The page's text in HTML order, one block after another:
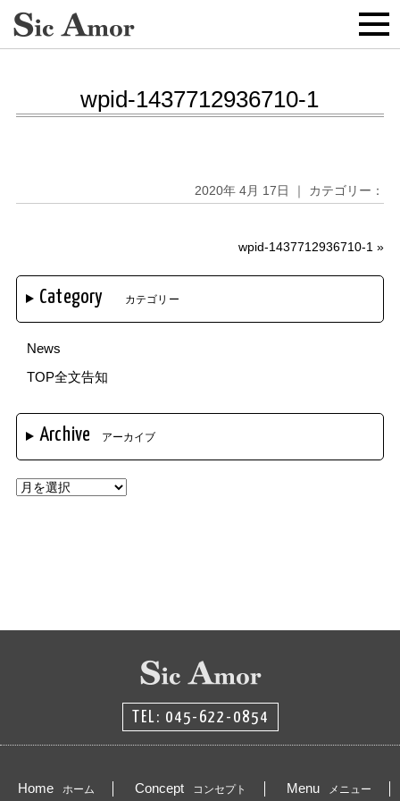
wpid-1437712936710-1
2020年 4月 17日 ｜ カテゴリー：
wpid-1437712936710-1 »
Category カテゴリー
News
TOP全文告知
Archive アーカイブ
TEL: 045-622-0854
Home ホーム Concept コンセプト Menu メニュー